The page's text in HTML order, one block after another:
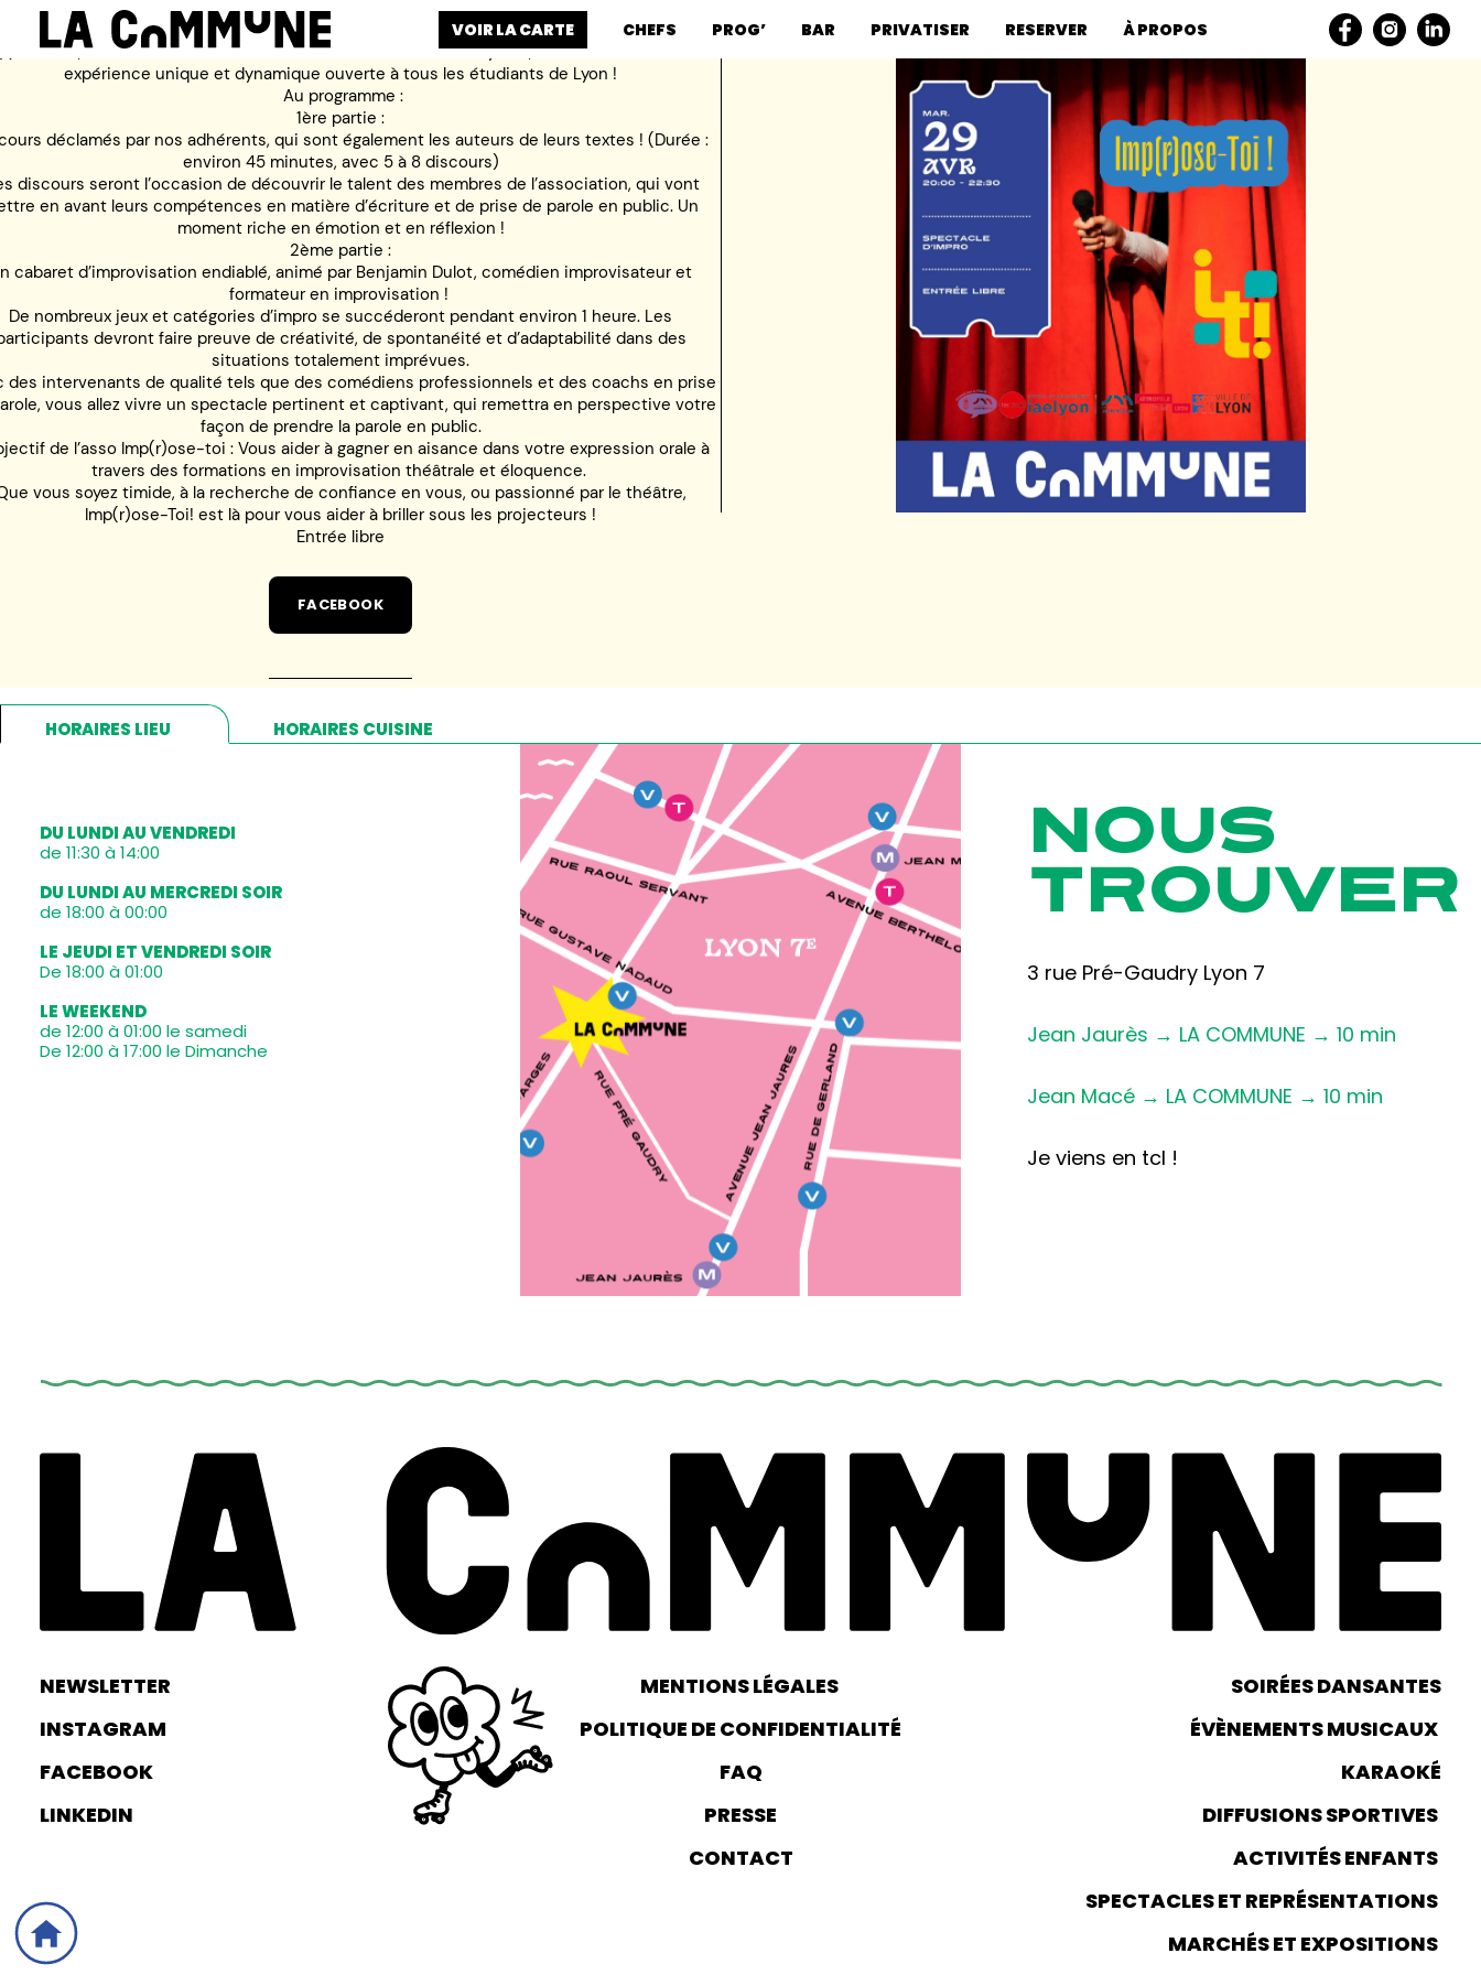
VOIR LA CARTE CHEFS PROG’ BAR PRIVATISER RESERVER
À PROPOS
Toi!, l’association étudiante de l’Université Jean Moulin Lyon 3, vous invite à vivre une
expérience unique et dynamique ouverte à tous les étudiants de Lyon !
Au programme :
1ère partie :
déclamés par nos adhérents, qui sont également les auteurs de leurs textes ! (Durée :
environ 45 minutes, avec 5 à 8 discours)
discours seront l’occasion de découvrir le talent des membres de l’association, qui vont
en avant leurs compétences en matière d’écriture et de prise de parole en public. Un
moment riche en émotion et en réflexion !
2ème partie :
cabaret d’improvisation endiablé, animé par Benjamin Dulot, comédien improvisateur et
formateur en improvisation !
De nombreux jeux et catégories d’impro se succéderont pendant environ 1 heure. Les
devront faire preuve de créativité, de spontanéité et d’adaptabilité dans des
situations totalement imprévues.
des intervenants de qualité tels que des comédiens professionnels et des coachs en prise
vous allez vivre un spectacle pertinent et captivant, qui remettra en perspective votre
façon de prendre la parole en public.
de l’asso Imp(r)ose-toi : Vous aider à gagner en aisance dans votre expression orale à
travers des formations en improvisation théâtrale et éloquence.
vous soyez timide, à la recherche de confiance en vous, ou passionné par le théâtre,
Imp(r)ose-Toi! est là pour vous aider à briller sous les projecteurs !
Entrée libre
FACEBOOK
HORAIRES LIEU HORAIRES CUISINE
DU LUNDI AU VENDREDI
de 11:30 à 14:00
DU LUNDI AU MERCREDI SOIR
de 18:00 à 00:00
LE JEUDI ET VENDREDI SOIR
De 18:00 à 01:00
LE WEEKEND
de 12:00 à 01:00 le samedi
De 12:00 à 17:00 le Dimanche
NOUS
TROUVER
3 rue Pré-Gaudry Lyon 7
Jean Jaurès → LA COMMUNE → 10 min
Jean Macé → LA COMMUNE → 10 min
Je viens en tcl !
NEWSLETTER
INSTAGRAM
FACEBOOK
LINKEDIN
MENTIONS LÉGALES
POLITIQUE DE CONFIDENTIALITÉ
FAQ
PRESSE
CONTACT
SOIRÉES DANSANTES
ÉVÈNEMENTS MUSICAUX
KARAOKÉ
DIFFUSIONS SPORTIVES
ACTIVITÉS ENFANTS
SPECTACLES ET REPRÉSENTATIONS
MARCHÉS ET EXPOSITIONS